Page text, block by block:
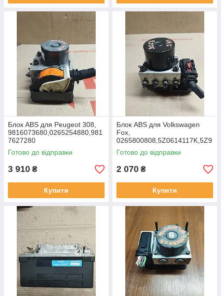
Блок ABS для Peugeot 308,
9816073680,0265254880,981
7627280
Готово до відправки
3 910 ₴
Купити
Блок ABS для Volkswagen
Fox,
0265800808,5Z0614117K,5Z9
07379F
Готово до відправки
2 070 ₴
Купити